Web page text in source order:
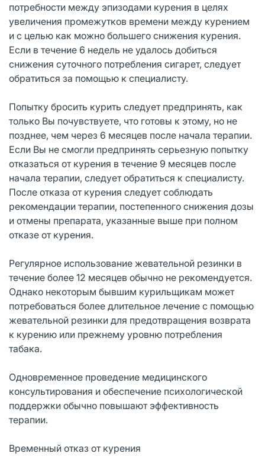
потребности между эпизодами курения в целях
увеличения промежутков времени между курением
и с целью как можно большего снижения курения.
Если в течение 6 недель не удалось добиться
снижения суточного потребления сигарет, следует
обратиться за помощью к специалисту.
Попытку бросить курить следует предпринять, как
только Вы почувствуете, что готовы к этому, но не
позднее, чем через 6 месяцев после начала терапии.
Если Вы не смогли предпринять серьезную попытку
отказаться от курения в течение 9 месяцев после
начала терапии, следует обратиться к специалисту.
После отказа от курения следует соблюдать
рекомендации терапии, постепенного снижения дозы
и отмены препарата, указанные выше при полном
отказе от курения.
Регулярное использование жевательной резинки в
течение более 12 месяцев обычно не рекомендуется.
Однако некоторым бывшим курильщикам может
потребоваться более длительное лечение с помощью
жевательной резинки для предотвращения возврата
к курению или прежнему уровню потребления
табака.
Одновременное проведение медицинского
консультирования и обеспечение психологической
поддержки обычно повышают эффективность
терапии.
Временный отказ от курения